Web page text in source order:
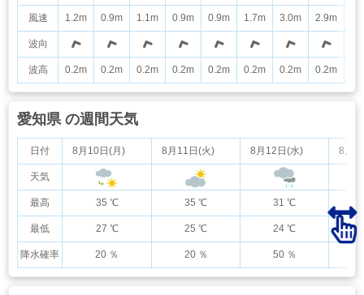
風速
波向
波高
1.2m 0.9m 1.1m 0.9m 0.9m 1.7m 3.0m 2.9m
0.2m 0.2m 0.2m 0.2m 0.2m 0.2m 0.2m 0.2m
愛知県 の週間天気
日付
天気
最高
最低
降水確率
8月10日(月) 8月11日(火) 8月12日(水) 8月
35 ℃ 35 ℃ 31 ℃
27 ℃ 25 ℃ 24 ℃
20 ％ 20 ％ 50 ％